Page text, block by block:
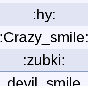
:hy:
:Crazy_smile:
:zubki: